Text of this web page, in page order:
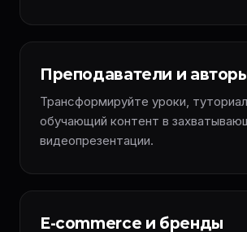
Преподаватели и
Трансформируйте уроки,
обучающий контент в
видеопрезентации.
E-commerce и бренды